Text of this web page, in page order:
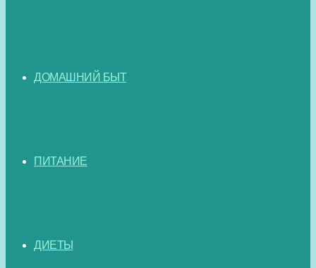
ДОМАШНИЙ БЫТ
ПИТАНИЕ
ДИЕТЫ